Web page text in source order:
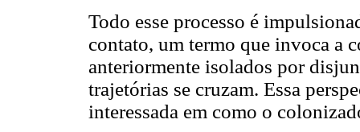
Todo esse processo é
contato, um termo que invoca a
anteriormente isolados por
trajetórias se cruzam. Essa
interessada em como o